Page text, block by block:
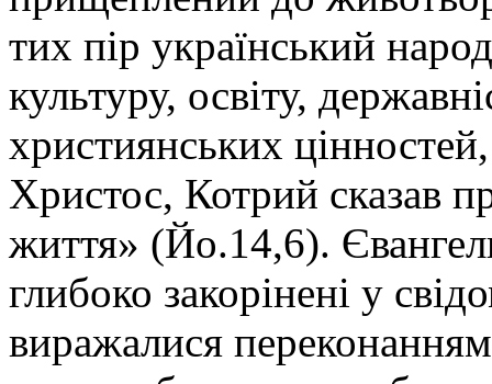
тих пір український
культуру, освіту,
християнських
Христос, Котрий сказав
життя» (Йо.14,6).
глибоко закорінені у
виражалися